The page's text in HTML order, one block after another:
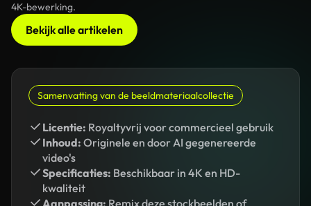
4K-bewerking.
Bekijk alle artikelen
Samenvatting van de beeldmateriaalcollectie
Licentie: Royaltyvrij voor commercieel gebruik
Inhoud: Originele en door AI gegenereerde
video's
Specificaties: Beschikbaar in 4K en HD-
kwaliteit
Aanpassing: Remix deze stockbeelden of